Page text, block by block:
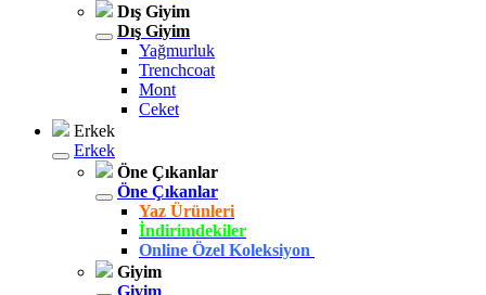
Dış Giyim
Dış Giyim
Yağmurluk
Trenchcoat
Mont
Ceket
Erkek
Erkek
Öne Çıkanlar
Öne Çıkanlar
Yaz Ürünleri
İndirimdekiler
Online Özel Koleksiyon
Giyim
Giyim